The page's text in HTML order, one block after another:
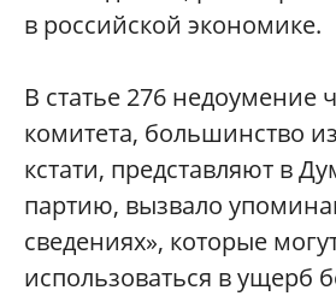
в российской экономике.
В статье 276 недоумение
комитета, большинство
кстати, представляют в
партию, вызвало
сведениях», которые
использоваться в ущерб